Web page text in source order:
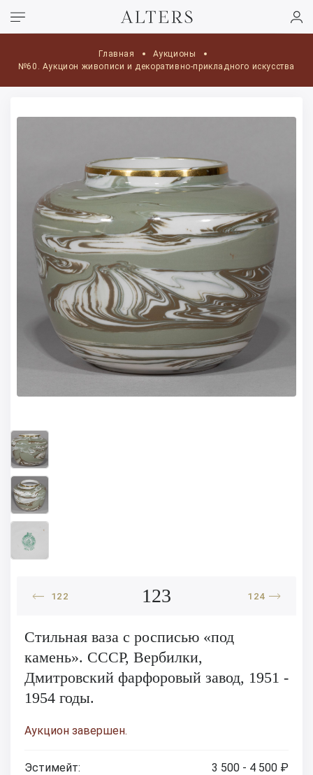
Главная
Аукционы
№60. Аукцион живописи и декоративно-прикладного искусства
122 123 124
Стильная ваза с росписью «под
камень». СССР, Вербилки,
Дмитровский фарфоровый завод, 1951 -
1954 годы.
Аукцион завершен.
Эстимейт: 3 500 - 4 500 ₽